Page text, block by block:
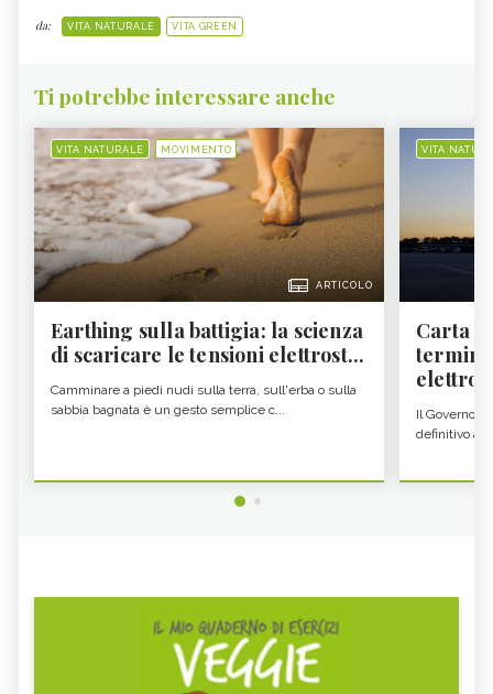
da: VITA NATURALE VITA GREEN
Ti potrebbe interessare anche
VITA NATURALE MOVIMENTO
ARTICOLO
Earthing sulla battigia: la scienza
di scaricare le tensioni elettrost...
Camminare a piedi nudi sulla terra, sull'erba o sulla
sabbia bagnata è un gesto semplice c...
VITA
Carta
Il Governo
definitivo